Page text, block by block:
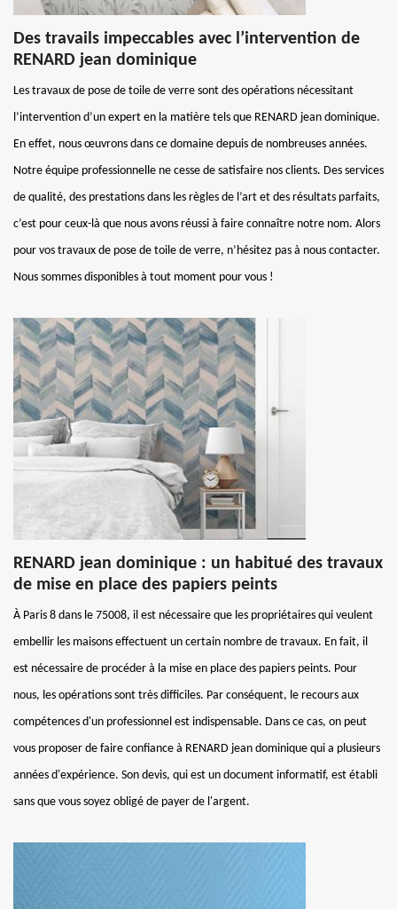
Des travails impeccables avec l’intervention de
RENARD jean dominique
Les travaux de pose de toile de verre sont des opérations nécessitant
l’intervention d’un expert en la matière tels que RENARD jean dominique.
En effet, nous œuvrons dans ce domaine depuis de nombreuses années.
Notre équipe professionnelle ne cesse de satisfaire nos clients. Des services
de qualité, des prestations dans les règles de l’art et des résultats parfaits,
c’est pour ceux-là que nous avons réussi à faire connaître notre nom. Alors
pour vos travaux de pose de toile de verre, n’hésitez pas à nous contacter.
Nous sommes disponibles à tout moment pour vous !
RENARD jean dominique : un habitué des travaux
de mise en place des papiers peints
À Paris 8 dans le 75008, il est nécessaire que les propriétaires qui veulent
embellir les maisons effectuent un certain nombre de travaux. En fait, il
est nécessaire de procéder à la mise en place des papiers peints. Pour
nous, les opérations sont très difficiles. Par conséquent, le recours aux
compétences d'un professionnel est indispensable. Dans ce cas, on peut
vous proposer de faire confiance à RENARD jean dominique qui a plusieurs
années d'expérience. Son devis, qui est un document informatif, est établi
sans que vous soyez obligé de payer de l'argent.